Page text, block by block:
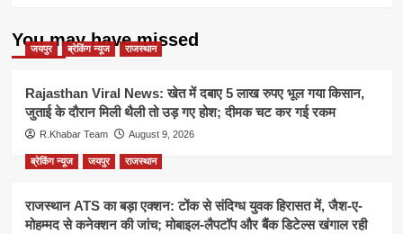
You may have missed
जयपुर ब्रेकिंग न्यूज राजस्थान
Rajasthan Viral News: खेत में दबाए 5 लाख रुपए भूल गया किसान,
जुताई के दौरान मिली थैली तो उड़ गए होश; दीमक चट कर गई रकम
R.Khabar Team August 9, 2026
ब्रेकिंग न्यूज जयपुर राजस्थान
राजस्थान ATS का बड़ा एक्शन: टोंक से संदिग्ध युवक हिरासत में, जैश-ए-
मोहम्मद से कनेक्शन की जांच; मोबाइल-लैपटॉप और बैंक डिटेल्स खंगाल रही